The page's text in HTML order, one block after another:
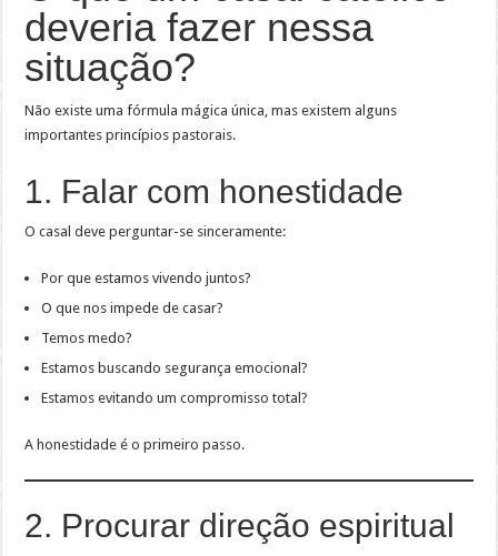
deveria fazer nessa
situação?
Não existe uma fórmula mágica única, mas existem alguns
importantes princípios pastorais.
1. Falar com honestidade
O casal deve perguntar-se sinceramente:
Por que estamos vivendo juntos?
O que nos impede de casar?
Temos medo?
Estamos buscando segurança emocional?
Estamos evitando um compromisso total?
A honestidade é o primeiro passo.
2. Procurar direção espiritual